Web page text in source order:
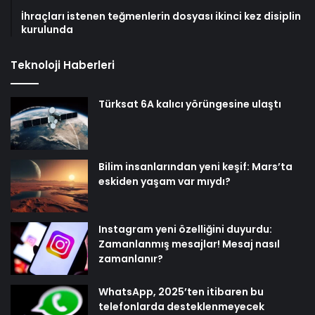
İhraçları istenen teğmenlerin dosyası ikinci kez disiplin
kurulunda
Teknoloji Haberleri
Türksat 6A kalıcı yörüngesine ulaştı
Bilim insanlarından yeni keşif: Mars’ta
eskiden yaşam var mıydı?
Instagram yeni özelliğini duyurdu:
Zamanlanmış mesajlar! Mesaj nasıl
zamanlanır?
WhatsApp, 2025’ten itibaren bu
telefonlarda desteklenmeyecek